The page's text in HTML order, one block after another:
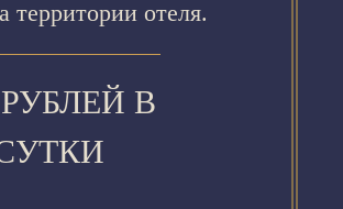
территории отеля.
РУБЛЕЙ В